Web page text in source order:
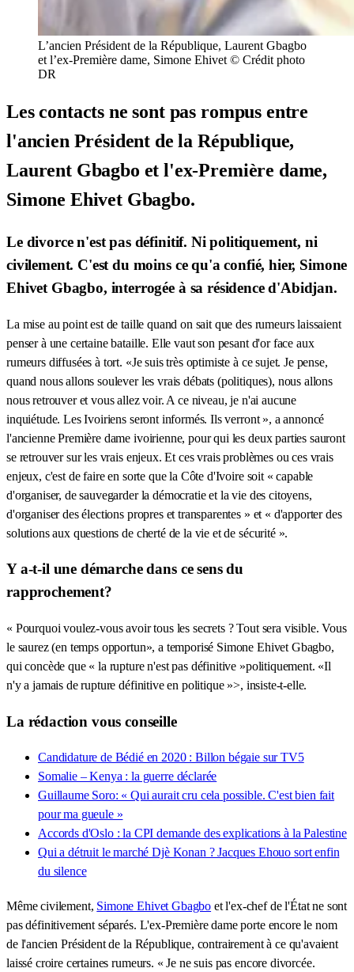
L’ancien Président de la République, Laurent Gbagbo
et l’ex-Première dame, Simone Ehivet © Crédit photo
DR
Les contacts ne sont pas rompus entre
l'ancien Président de la République,
Laurent Gbagbo et l'ex-Première dame,
Simone Ehivet Gbagbo.
Le divorce n'est pas définitif. Ni politiquement, ni
civilement. C'est du moins ce qu'a confié, hier, Simone
Ehivet Gbagbo, interrogée à sa résidence d'Abidjan.
La mise au point est de taille quand on sait que des rumeurs laissaient
penser à une certaine bataille. Elle vaut son pesant d'or face aux
rumeurs diffusées à tort. «Je suis très optimiste à ce sujet. Je pense,
quand nous allons soulever les vrais débats (politiques), nous allons
nous retrouver et vous allez voir. A ce niveau, je n'ai aucune
inquiétude. Les Ivoiriens seront informés. Ils verront », a annoncé
l'ancienne Première dame ivoirienne, pour qui les deux parties sauront
se retrouver sur les vrais enjeux. Et ces vrais problèmes ou ces vrais
enjeux, c'est de faire en sorte que la Côte d'Ivoire soit « capable
d'organiser, de sauvegarder la démocratie et la vie des citoyens,
d'organiser des élections propres et transparentes » et « d'apporter des
solutions aux questions de cherté de la vie et de sécurité ».
Y a-t-il une démarche dans ce sens du
rapprochement?
« Pourquoi voulez-vous avoir tous les secrets ? Tout sera visible. Vous
le saurez (en temps opportun», a temporisé Simone Ehivet Gbagbo,
qui concède que « la rupture n'est pas définitive »politiquement. «Il
n'y a jamais de rupture définitive en politique »>, insiste-t-elle.
La rédaction vous conseille
Candidature de Bédié en 2020 : Billon bégaie sur TV5
Somalie – Kenya : la guerre déclarée
Guillaume Soro: « Qui aurait cru cela possible. C'est bien fait
pour ma gueule »
Accords d'Oslo : la CPI demande des explications à la Palestine
Qui a détruit le marché Djè Konan ? Jacques Ehouo sort enfin
du silence
Même civilement, Simone Ehivet Gbagbo et l'ex-chef de l'État ne sont
pas définitivement séparés. L'ex-Première dame porte encore le nom
de l'ancien Président de la République, contrairement à ce qu'avaient
laissé croire certaines rumeurs. « Je ne suis pas encore divorcée.